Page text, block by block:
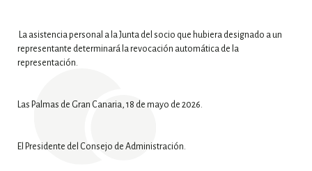
La asistencia personal a la Junta del socio que hubiera designado a un
representante determinará la revocación automática de la
representación.
Las Palmas de Gran Canaria, 18 de mayo de 2026.
El Presidente del Consejo de Administración.